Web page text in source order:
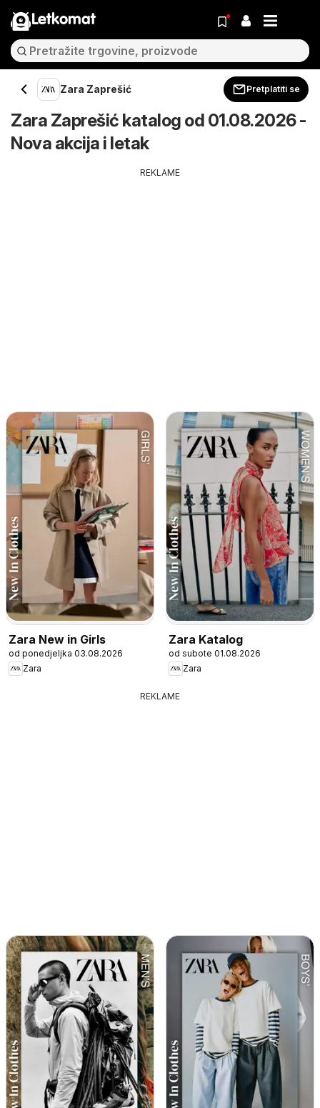
Letkomat
Zara Zaprešić Pretplatiti se
Zara Zaprešić katalog od 01.08.2026 -
Nova akcija i letak
REKLAME
Zara New in Girls
od ponedjeljka 03.08.2026
Zara
Zara Katalog
od subote 01.08.2026
Zara
REKLAME